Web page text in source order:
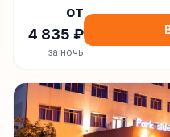
от
4 835 ₽
за ночь